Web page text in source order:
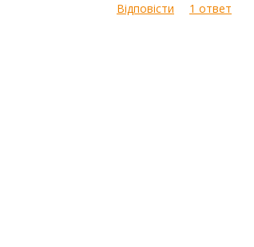
Відповісти
1 ответ